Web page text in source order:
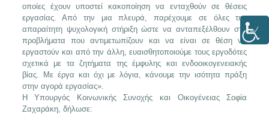
οποίες έχουν υποστεί κακοποίηση να ενταχθούν σε θέσεις
εργασίας. Από την μια πλευρά, παρέχουμε σε όλες την
απαραίτητη ψυχολογική στήριξη ώστε να ανταπεξέλθουν στα
προβλήματα που αντιμετωπίζουν και να είναι σε θέση να
εργαστούν και από την άλλη, ευαισθητοποιούμε τους εργοδότες
σχετικά με τα ζητήματα της έμφυλης και ενδοοικογενειακής
βίας. Με έργα και όχι με λόγια, κάνουμε την ισότητα πράξη
στην αγορά εργασίας».
Η Υπουργός Κοινωνικής Συνοχής και Οικογένειας Σοφία
Ζαχαράκη, δήλωσε: